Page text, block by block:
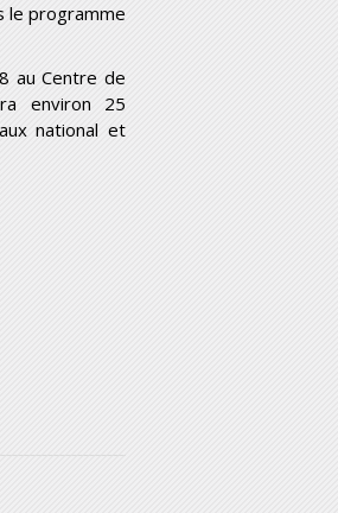
le programme
au Centre de
environ 25
national et